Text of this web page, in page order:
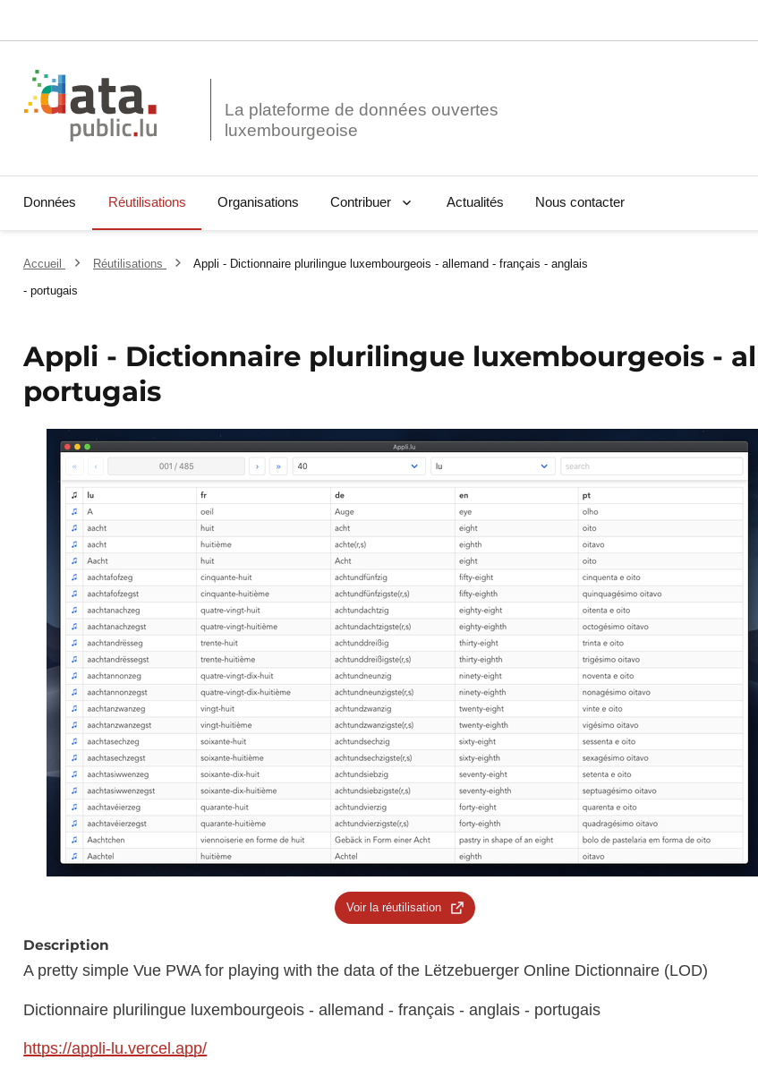
La plateforme de données ouvertes
Données Réutilisations Organisations Contribuer Actualités Nous contacter
Accueil Réutilisations
Appli - Dictionnaire plurilingue luxembourgeois - allemand - français - anglais
- portugais
Appli - Dictionnaire plurilingue luxembourgeois -
portugais
Voir la réutilisation
Description
A pretty simple Vue PWA for playing with the data of the Lëtzebuerger Online Dictionnaire (LOD)
Dictionnaire plurilingue luxembourgeois - allemand - français - anglais - portugais
https://appli-lu.vercel.app/